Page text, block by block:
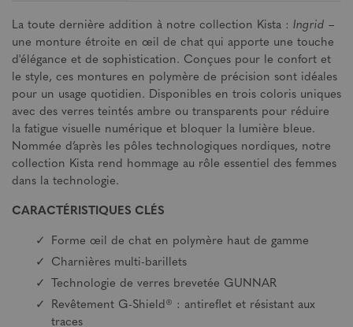
La toute dernière addition à notre collection Kista : Ingrid –
une monture étroite en œil de chat qui apporte une touche
d'élégance et de sophistication. Conçues pour le confort et
le style, ces montures en polymère de précision sont idéales
pour un usage quotidien. Disponibles en trois coloris uniques
avec des verres teintés ambre ou transparents pour réduire
la fatigue visuelle numérique et bloquer la lumière bleue.
Nommée d’après les pôles technologiques nordiques, notre
collection Kista rend hommage au rôle essentiel des femmes
dans la technologie.
CARACTÉRISTIQUES CLÉS
Forme œil de chat en polymère haut de gamme
Charnières multi-barillets
Technologie de verres brevetée GUNNAR
Revêtement G-Shield® : antireflet et résistant aux
traces